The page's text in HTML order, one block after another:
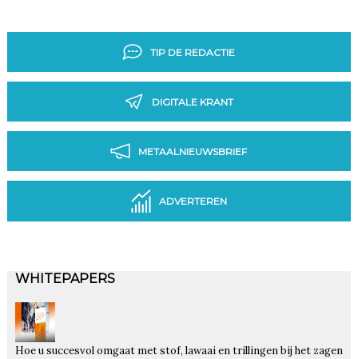
TIP DE REDACTIE
DIGITALE KRANT
METAALNIEUWSBRIEF
ADVERTEREN
WHITEPAPERS
Hoe u succesvol omgaat met stof, lawaai en trillingen bij het zagen